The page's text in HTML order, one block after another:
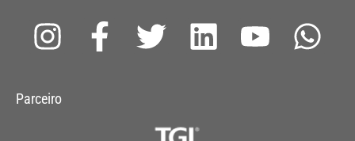
I
s
F
a
T
t
L
Y
W
Parceiro